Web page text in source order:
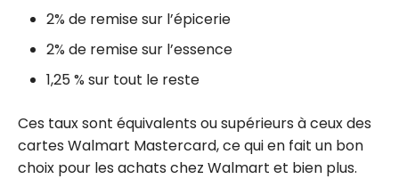
2% de remise sur l’épicerie
2% de remise sur l’essence
1,25 % sur tout le reste
Ces taux sont équivalents ou supérieurs à ceux des
cartes Walmart Mastercard, ce qui en fait un bon
choix pour les achats chez Walmart et bien plus.